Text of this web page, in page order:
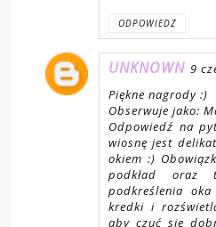
ODPOWIEDZ
UNKNOWN 9
Piękne nagrody :)
Obserwuje jako:
Odpowiedź na
wiosnę jest
okiem :)
podkład
podkreślenia
kredki i
aby czuć się